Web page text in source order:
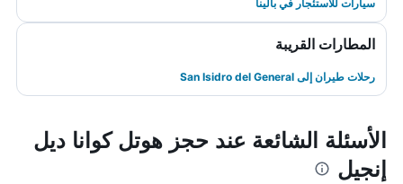
سيارات للاستئجار في بالينا
المطارات القريبة
رحلات طيران إلى San Isidro del General
الأسئلة الشائعة عند حجز هوتل كوانا ديل
إنجيل